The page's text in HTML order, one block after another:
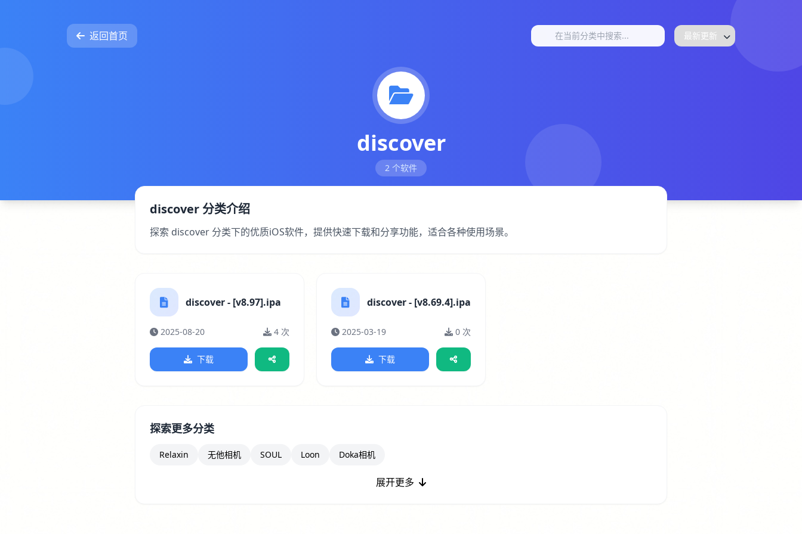
返回首页
discover
2 个软件
discover 分类介绍
探索 discover 分类下的优质iOS软件，提供快速下载和分享功能，适合各种使用场景。
discover - [v8.97].ipa
2025-08-20 4 次
下载
discover - [v8.69.4].ipa
2025-03-19 0 次
下载
探索更多分类
Relaxin 无他相机 SOUL Loon Doka相机
展开更多